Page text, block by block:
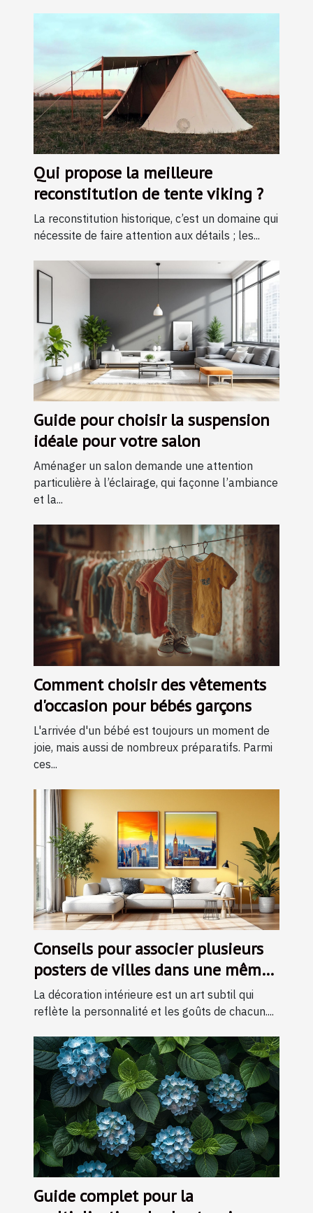
Qui propose la meilleure
reconstitution de tente viking ?
La reconstitution historique, c’est un domaine qui
nécessite de faire attention aux détails ; les...
Guide pour choisir la suspension
idéale pour votre salon
Aménager un salon demande une attention
particulière à l’éclairage, qui façonne l’ambiance
et la...
Comment choisir des vêtements
d'occasion pour bébés garçons
L'arrivée d'un bébé est toujours un moment de
joie, mais aussi de nombreux préparatifs. Parmi
ces...
Conseils pour associer plusieurs
posters de villes dans une même
pièce
La décoration intérieure est un art subtil qui
reflète la personnalité et les goûts de chacun....
Guide complet pour la